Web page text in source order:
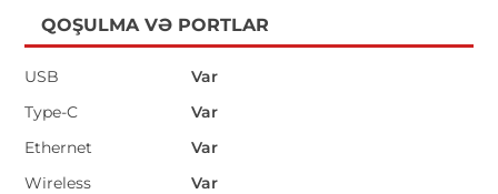
QOŞULMA VƏ PORTLAR
USB
Var
Type-C
Var
Ethernet
Var
Wireless
Var